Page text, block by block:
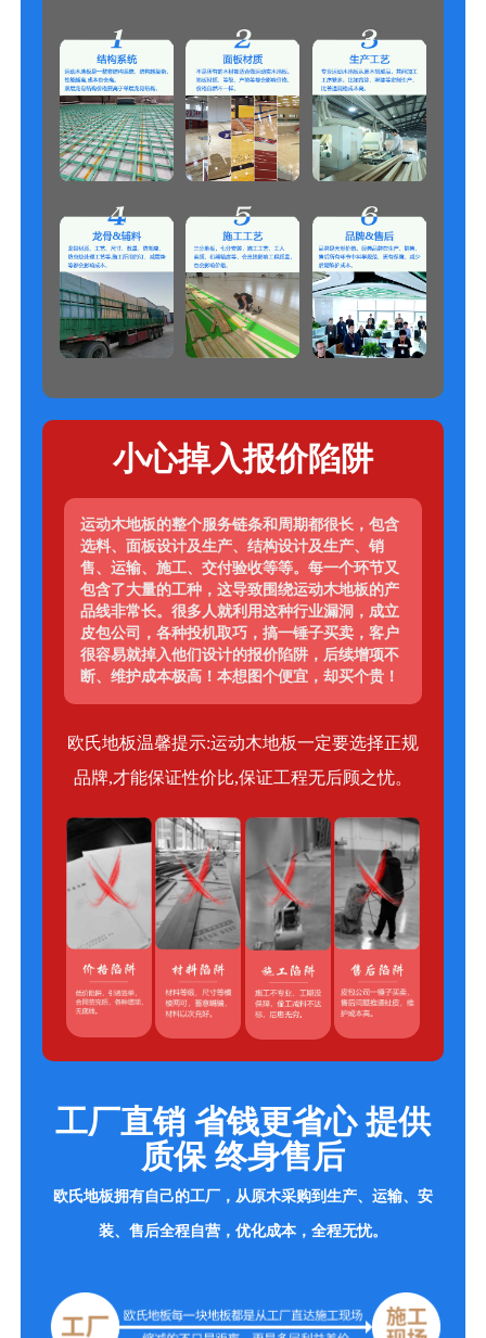
小心掉入报价陷阱
运动木地板的整个服务链条和周期都很长，包含
选料、面板设计及生产、结构设计及生产、销
售、运输、施工、交付验收等等。每一个环节又
包含了大量的工种，这导致围绕运动木地板的产
品线非常长。很多人就利用这种行业漏洞，成立
皮包公司，各种投机取巧，搞一锤子买卖，客户
很容易就掉入他们设计的报价陷阱，后续增项不
断、维护成本极高！本想图个便宜，却买个贵！
欧氏地板温馨提示:运动木地板一定要选择正规
品牌,才能保证性价比,保证工程无后顾之忧。
工厂直销 省钱更省心 提供
质保 终身售后
欧氏地板拥有自己的工厂，从原木采购到生产、运输、安
装、售后全程自营，优化成本，全程无忧。